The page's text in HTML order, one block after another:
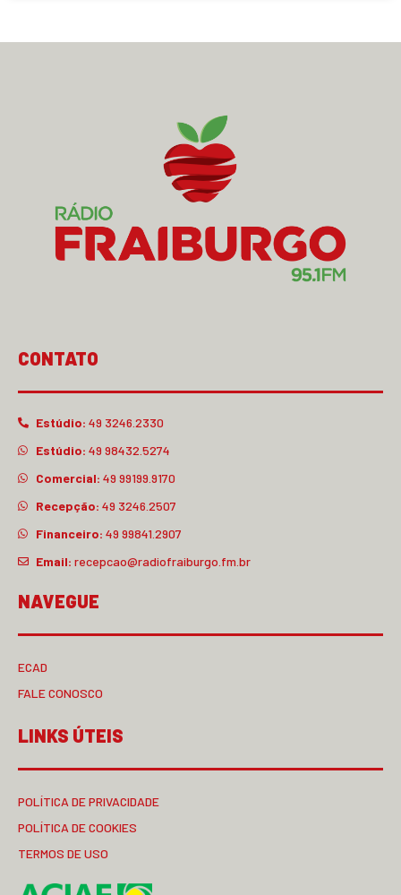
CONTATO
Estúdio: 49 3246.2330
Estúdio: 49 98432.5274
Comercial: 49 99199.9170
Recepção: 49 3246.2507
Financeiro: 49 99841.2907
Email: recepcao@radiofraiburgo.fm.br
NAVEGUE
ECAD
FALE CONOSCO
LINKS ÚTEIS
POLÍTICA DE PRIVACIDADE
POLÍTICA DE COOKIES
TERMOS DE USO